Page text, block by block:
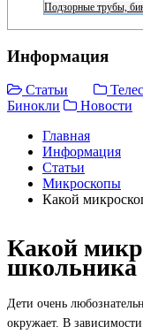
Подзорные трубы,
Информация
Статьи
Бинокли
Новости
Главная
Информация
Статьи
Микроскопы
Какой
Какой
школьника
Дети очень
окружает. В